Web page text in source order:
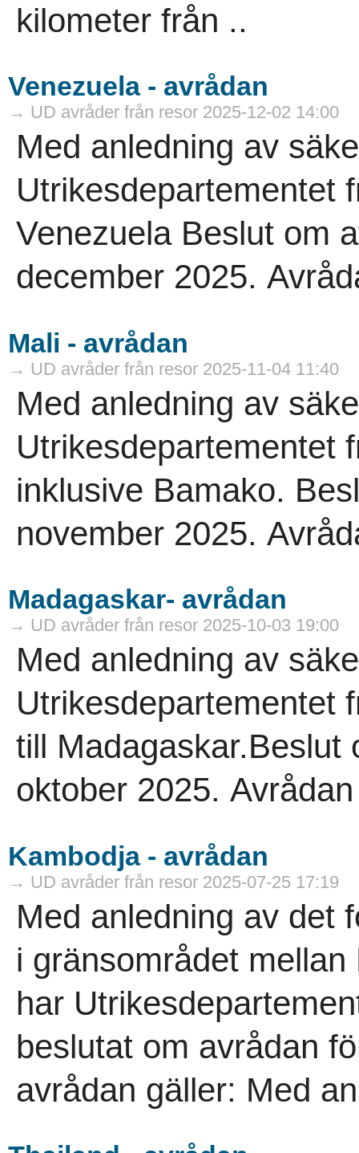
kilometer från ..
Venezuela - avrådan
→ UD avråder från resor 2025-12-02 14:00
Med anledning av
Utrikesdepartementet
Venezuela Beslut om
december 2025.
Mali - avrådan
→ UD avråder från resor 2025-11-04 11:40
Med anledning av
Utrikesdepartementet
inklusive Bamako.
november 2025.
Madagaskar- avrådan
→ UD avråder från resor 2025-10-03 19:00
Med anledning av
Utrikesdepartementet
till Madagaskar.Beslut
oktober 2025.
Kambodja - avrådan
→ UD avråder från resor 2025-07-25 17:19
Med anledning av det
i gränsområdet
har
beslutat om avrådan
avrådan gäller: Med